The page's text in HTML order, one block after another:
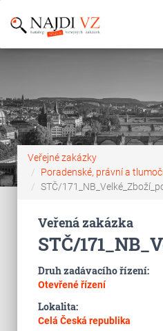
Veřejné zakázky
Poradenské, právní a
STČ/
Veřená zakázka
STČ/
Druh zadávacího řízení:
Otevřené řízení
Lokalita:
Celá Česká republika